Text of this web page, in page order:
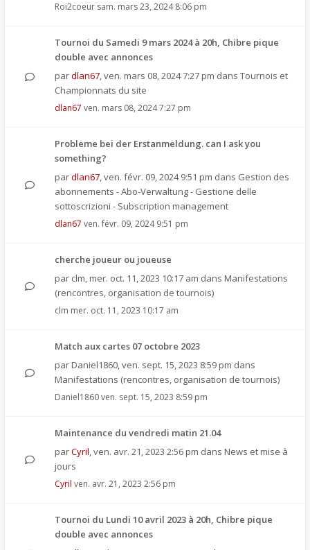
Roi2coeur sam. mars 23, 2024 8:06 pm
Tournoi du Samedi 9 mars 2024 à 20h, Chibre pique
double avec annonces
pardlan67,ven. mars 08, 2024 7:27 pm dans Tournois et
Championnats du site
dlan67 ven. mars 08, 2024 7:27 pm
Probleme bei der Erstanmeldung. can I ask you
something?
pardlan67,ven. févr. 09, 2024 9:51 pm dans Gestion des
abonnements - Abo-Verwaltung - Gestione delle
sottoscrizioni - Subscription management
dlan67 ven. févr. 09, 2024 9:51 pm
cherche joueur ou joueuse
par clm, mer. oct. 11, 2023 10:17 am dans Manifestations
(rencontres, organisation de tournois)
clm mer. oct. 11, 2023 10:17 am
Match aux cartes 07 octobre 2023
par Daniel1860,ven. sept. 15, 2023 8:59 pm dans
Manifestations (rencontres, organisation de tournois)
Daniel1860ven. sept. 15, 2023 8:59 pm
Maintenance du vendredi matin 21.04
parCyril,ven. avr. 21, 2023 2:56 pm dans News et mise à
jours
Cyril ven. avr. 21, 2023 2:56 pm
Tournoi du Lundi 10 avril 2023 à 20h, Chibre pique
double avec annonces